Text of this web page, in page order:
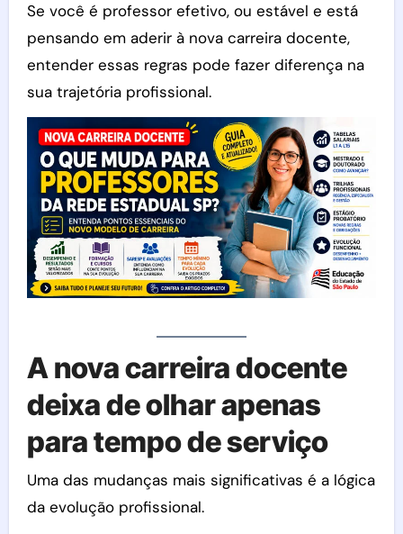
Se você é professor efetivo, ou estável e está
pensando em aderir à nova carreira docente,
entender essas regras pode fazer diferença na
sua trajetória profissional.
A nova carreira docente
deixa de olhar apenas
para tempo de serviço
Uma das mudanças mais significativas é a lógica
da evolução profissional.